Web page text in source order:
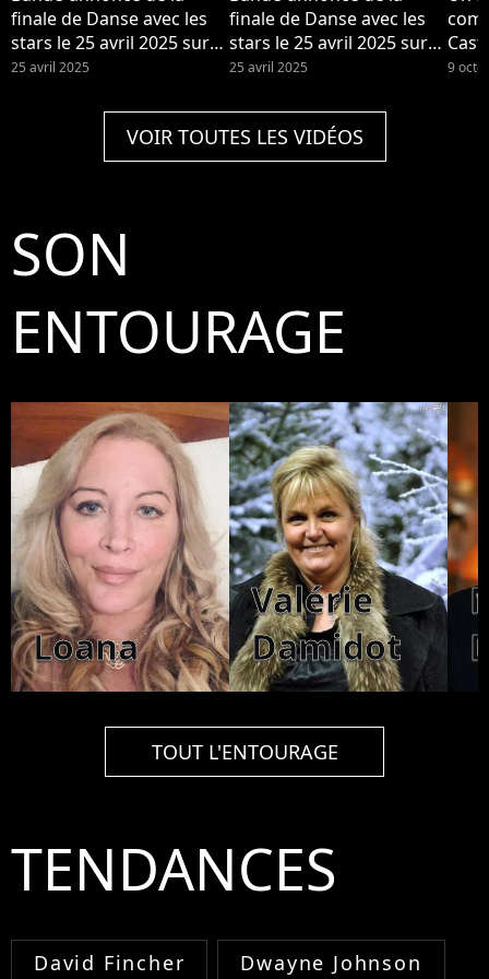
finale de Danse avec les
stars le 25 avril 2025 sur
TF1
25 avril 2025
finale de Danse avec les
stars le 25 avril 2025 sur
TF1
25 avril 2025
de
9
VOIR TOUTES LES VIDÉOS
SON
ENTOURAGE
Loana
Valérie
Damidot
TOUT L'ENTOURAGE
TENDANCES
David Fincher Dwayne Johnson